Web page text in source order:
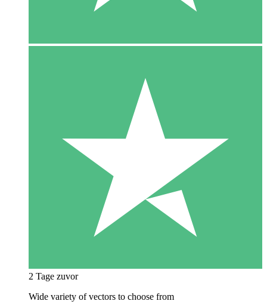
2 Tage zuvor
Wide variety of vectors to choose from